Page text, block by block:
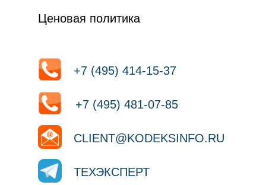
+7 (495) 414-15-37
+7 (495) 481-07-85
CLIENT@KODEKSINFO.RU
ТЕХЭКСПЕРТ
Ценовая политика